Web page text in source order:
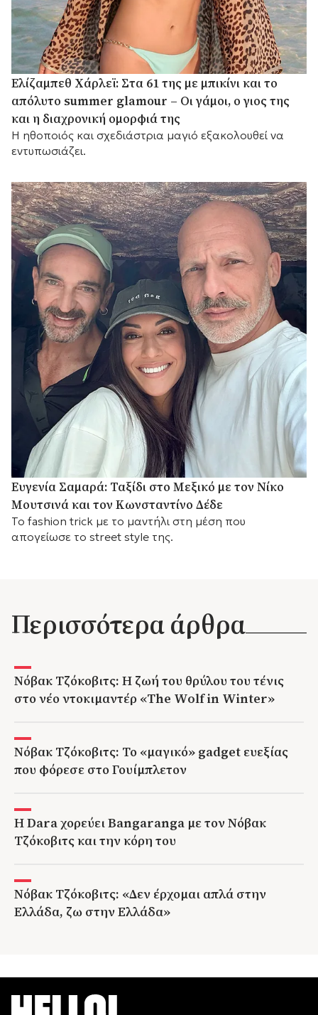
Ελίζαμπεθ Χάρλεϊ: Στα 61 της με μπικίνι και το
απόλυτο summer glamour – Οι γάμοι, ο γιος της
και η διαχρονική ομορφιά της
Η ηθοποιός και σχεδιάστρια μαγιό εξακολουθεί να
εντυπωσιάζει.
Ευγενία Σαμαρά: Ταξίδι στο Μεξικό με τον Νίκο
Μουτσινά και τον Κωνσταντίνο Δέδε
Το fashion trick με το μαντήλι στη μέση που
απογείωσε το street style της.
Περισσότερα άρθρα
Νόβακ Τζόκοβιτς: Η ζωή του θρύλου του τένις
στο νέο ντοκιμαντέρ «The Wolf in Winter»
Νόβακ Τζόκοβιτς: Το «μαγικό» gadget ευεξίας
που φόρεσε στο Γουίμπλετον
Η Dara χορεύει Bangaranga με τον Νόβακ
Τζόκοβιτς και την κόρη του
Νόβακ Τζόκοβιτς: «Δεν έρχομαι απλά στην
Ελλάδα, ζω στην Ελλάδα»